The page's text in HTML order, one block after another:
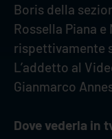
Boris della
Rossella Piana
rispettivamente
L’addetto al
Gianmarco
Dove vederla in